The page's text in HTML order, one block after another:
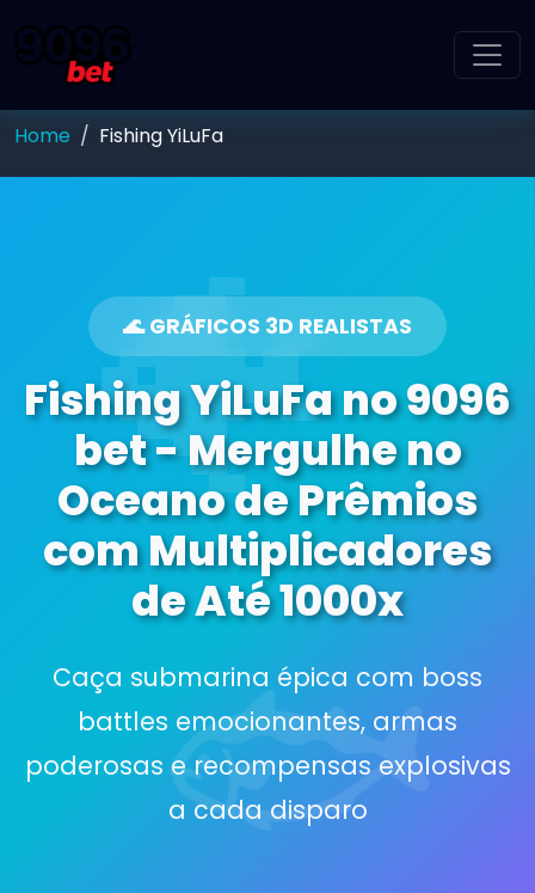
Home Fishing YiLuFa
🌊 GRÁFICOS 3D REALISTAS
Fishing YiLuFa no 9096
bet - Mergulhe no
Oceano de Prêmios
com Multiplicadores
de Até 1000x
Caça submarina épica com boss
battles emocionantes, armas
poderosas e recompensas explosivas
a cada disparo